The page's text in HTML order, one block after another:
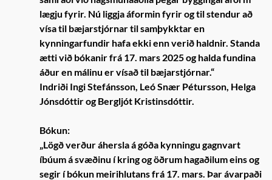
lægju fyrir. Nú liggja áformin fyrir og til stendur að
vísa til bæjarstjórnar til samþykktar en
kynningarfundir hafa ekki enn verið haldnir. Standa
ætti við bókanir frá 17. mars 2025 og halda fundina
áður en málinu er vísað til bæjarstjórnar.“
Indriði Ingi Stefánsson, Leó Snær Pétursson, Helga
Jónsdóttir og Bergljót Kristinsdóttir.
Bókun:
„Lögð verður áhersla á góða kynningu gagnvart
íbúum á svæðinu í kring og öðrum hagaðilum eins og
segir í bókun meirihlutans frá 17. mars. Þar ávarpaði